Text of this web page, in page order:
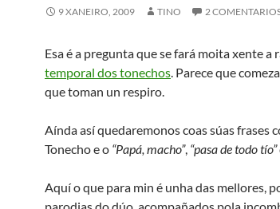
9 XANEIRO, 2009 TINO 2
Esa é a pregunta que se fará moita xente a
temporal dos tonechos. Parece que
que toman un respiro.
Aínda así quedaremonos coas súas frases
Tonecho e o “Papá, macho”, “pasa de todo tío”
Aquí o que para min é unha das mellores,